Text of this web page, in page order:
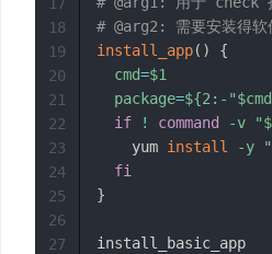
# @arg2: 需要安装得软
install_app( )
{
cmd=$1
package=${2 :-
if
! command -v "
    yum
install -y "
fi
}
18
19
20
21
22
23
24
25
26
27